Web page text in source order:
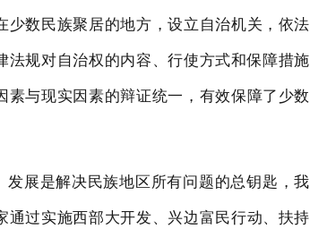
少数民族聚居的地方，设立自治机关，依法
法规对自治权的内容、行使方式和保障措施
素与现实因素的辩证统一，有效保障了少数
发展是解决民族地区所有问题的总钥匙，我
通过实施西部大开发、兴边富民行动、扶持